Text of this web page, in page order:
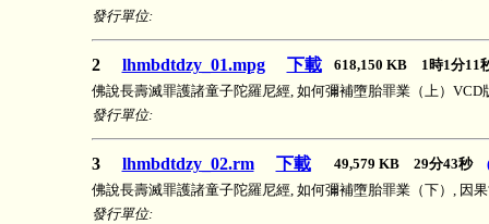
發行單位:
2 lhmbdtdzy_01.mpg 下載
618,150 KB 1時1分
佛說長壽滅罪護諸童子陀羅尼經, 如何彌補墮胎罪業（上）VCD
發行單位:
3 lhmbdtdzy_02.rm 下載 49,579 KB 29分43秒
佛說長壽滅罪護諸童子陀羅尼經, 如何彌補墮胎罪業（下）, 因
發行單位: